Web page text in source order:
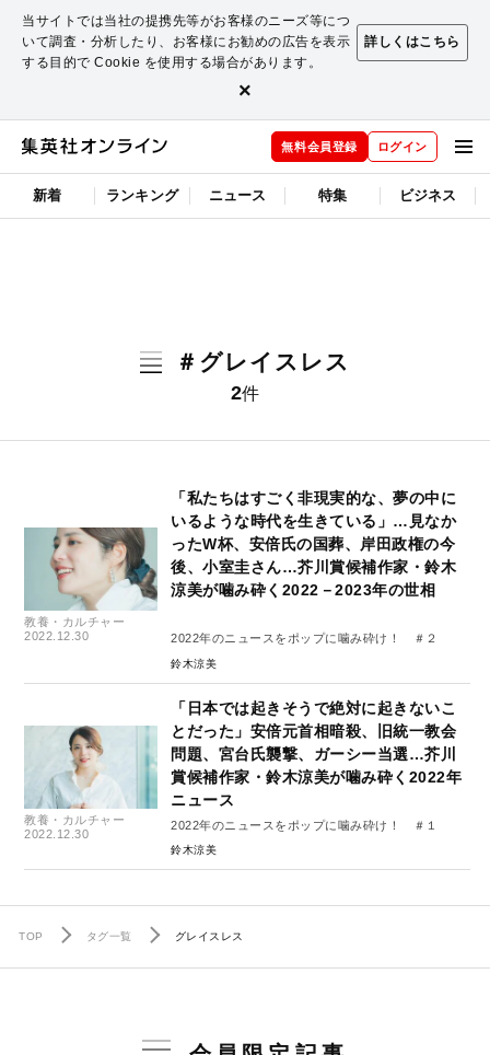
当サイトでは当社の提携先等がお客様のニーズ等につ
いて調査・分析したり、お客様にお勧めの広告を表示
する目的で Cookie を使用する場合があります。
詳しくはこちら
×
無料会員登録 ログイン
新着 ランキング ニュース 特集 ビジネス
＃グレイスレス
2件
教養・カルチャー
2022.12.30
「私たちはすごく非現実的な、夢の中に
いるような時代を生きている」…見なか
ったW杯、安倍氏の国葬、岸田政権の今
後、小室圭さん…芥川賞候補作家・鈴木
涼美が噛み砕く2022－2023年の世相
2022年のニュースをポップに噛み砕け！ ＃２
鈴木涼美
教養・カルチャー
2022.12.30
「日本では起きそうで絶対に起きないこ
とだった」安倍元首相暗殺、旧統一教会
問題、宮台氏襲撃、ガーシー当選…芥川
賞候補作家・鈴木涼美が噛み砕く2022年
ニュース
2022年のニュースをポップに噛み砕け！ ＃１
鈴木涼美
TOP タグ一覧 グレイスレス